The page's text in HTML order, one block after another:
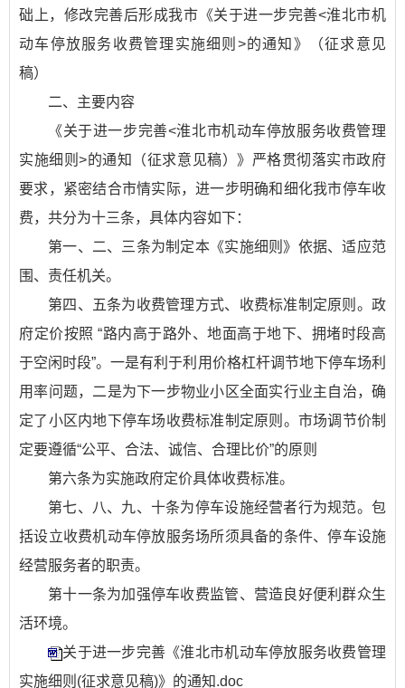
础上，修改完善后形成我市《关于进一步完善<淮北市机
动车停放服务收费管理实施细则>的通知》（征求意见
稿）
二、主要内容
《关于进一步完善<淮北市机动车停放服务收费管理
实施细则>的通知（征求意见稿）》严格贯彻落实市政府
要求，紧密结合市情实际，进一步明确和细化我市停车收
费，共分为十三条，具体内容如下：
第一、二、三条为制定本《实施细则》依据、适应范
围、责任机关。
第四、五条为收费管理方式、收费标准制定原则。政
府定价按照 “路内高于路外、地面高于地下、拥堵时段高
于空闲时段”。一是有利于利用价格杠杆调节地下停车场利
用率问题，二是为下一步物业小区全面实行业主自治，确
定了小区内地下停车场收费标准制定原则。市场调节价制
定要遵循“公平、合法、诚信、合理比价”的原则
第六条为实施政府定价具体收费标准。
第七、八、九、十条为停车设施经营者行为规范。包
括设立收费机动车停放服务场所须具备的条件、停车设施
经营服务者的职责。
第十一条为加强停车收费监管、营造良好便利群众生
活环境。
关于进一步完善《淮北市机动车停放服务收费管理
实施细则(征求意见稿)》的通知.doc